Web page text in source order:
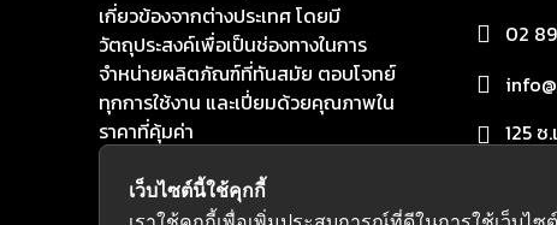
เกี่ยวข้องจากต่างประเทศ โดยมี
วัตถุประสงค์เพื่อเป็นช่องทางในการ
จำหน่ายผลิตภัณฑ์ที่ทันสมัย ตอบโจทย์
ทุกการใช้งาน และเปี่ยมด้วยคุณภาพใน
ราคาที่คุ้มค่า
02
125
เว็บไซต์นี้ใช้คุกกี้